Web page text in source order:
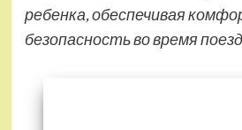
ребенка, обеспечивая
безопасность во время